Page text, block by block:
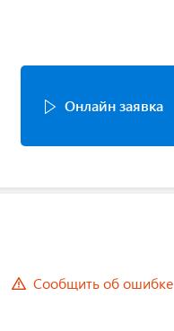
Онлайн заявка
Сообщить об ошибке